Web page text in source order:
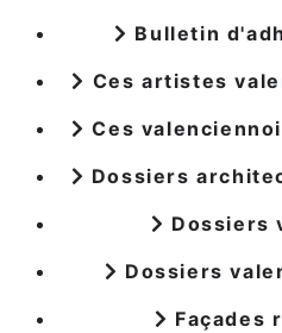
Bulletin
Ces artistes
Ces
Dossiers
Dossiers
Dossiers
Façades